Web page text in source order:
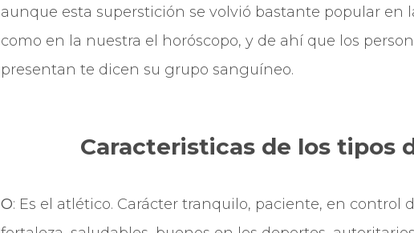
aunque esta superstición se volvió bastante popular en
como en la nuestra el horóscopo, y de ahí que los
presentan te dicen su grupo sanguíneo.
Caracteristicas de los tipos
O: Es el atlético. Carácter tranquilo, paciente, en control